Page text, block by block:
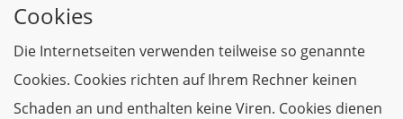
Cookies
Die Internetseiten verwenden teilweise so genannte
Cookies. Cookies richten auf Ihrem Rechner keinen
Schaden an und enthalten keine Viren. Cookies dienen